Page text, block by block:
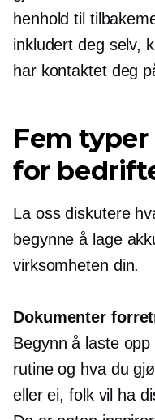
henhold til
inkludert deg selv,
har kontaktet deg
Fem
for
La oss diskutere
begynne å lage
virksomheten din.
Dokumenter
Begynn å laste
rutine og hva du
eller ei, folk vil ha